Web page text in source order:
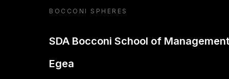
BOCCONI SPHERES
SDA Bocconi School of Management
Egea